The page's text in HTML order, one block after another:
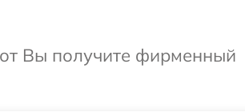
Вы получите фирменный